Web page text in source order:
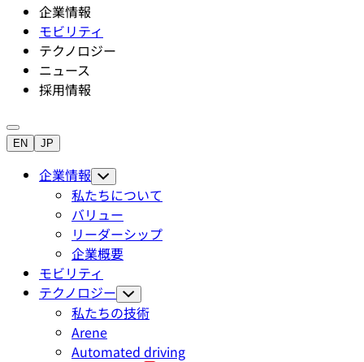
企業情報
モビリティ
テクノロジー
ニュース
採用情報
EN JP
企業情報
私たちについて
バリュー
リーダーシップ
企業概要
モビリティ
テクノロジー
私たちの技術
Arene
Automated driving